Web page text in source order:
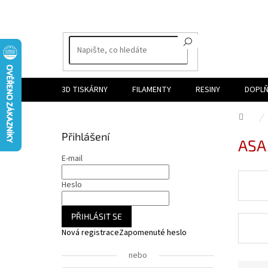
3D TISKÁRNY FILAMENTY RESINY
Domů
Přihlášení
E-mail
Heslo
PŘIHLÁSIT SE
Nová registraceZapomenuté heslo
nebo